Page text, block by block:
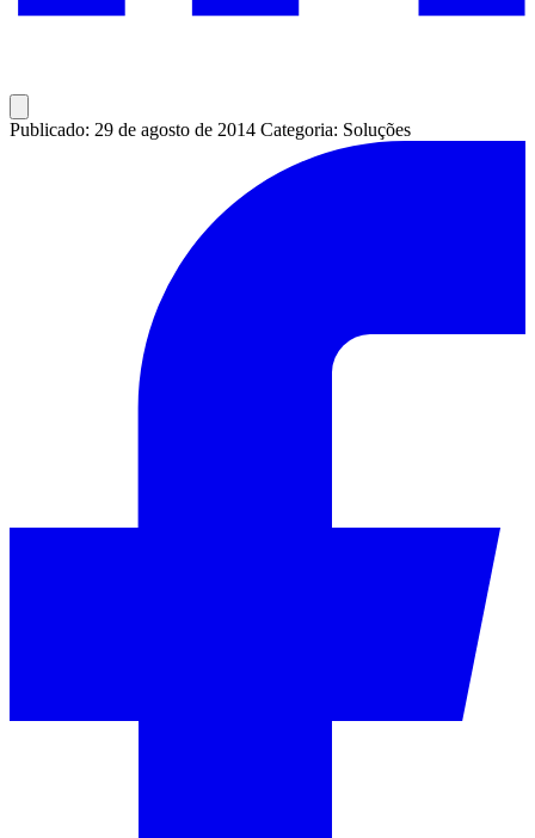
Publicado: 29 de agosto de 2014 Categoria: Soluções